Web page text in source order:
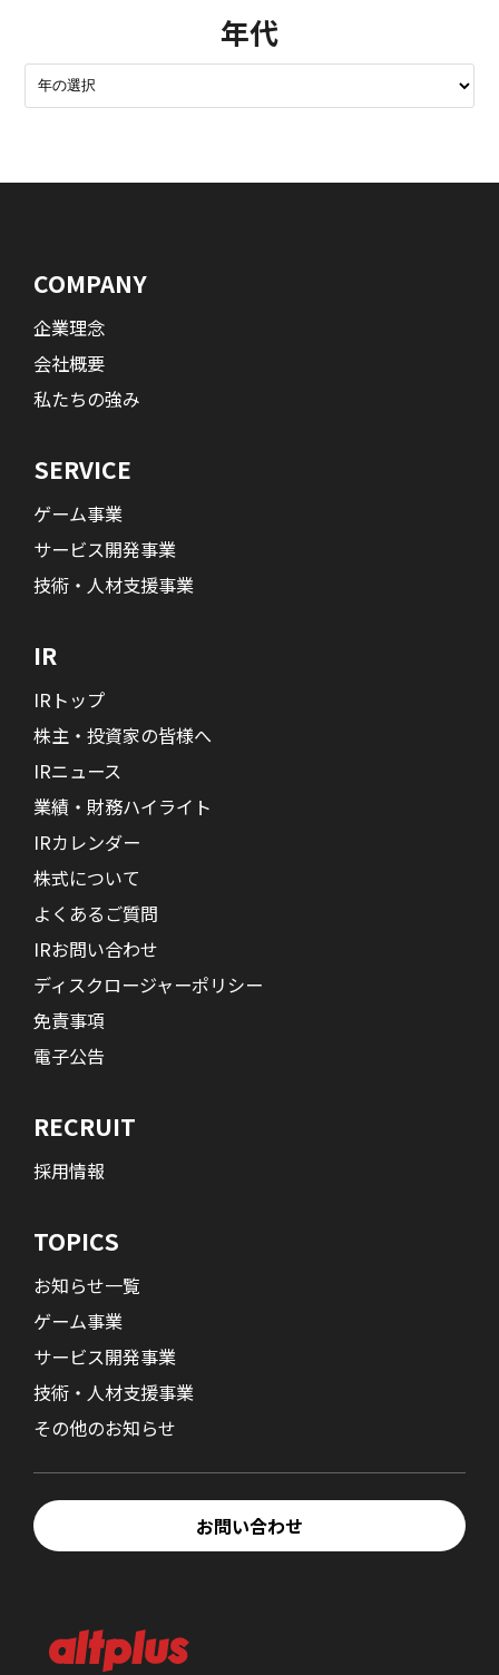
年代
COMPANY
企業理念
会社概要
私たちの強み
SERVICE
ゲーム事業
サービス開発事業
技術・人材支援事業
IR
IRトップ
株主・投資家の皆様へ
IRニュース
業績・財務ハイライト
IRカレンダー
株式について
よくあるご質問
IRお問い合わせ
ディスクロージャーポリシー
免責事項
電子公告
RECRUIT
採用情報
TOPICS
お知らせ一覧
ゲーム事業
サービス開発事業
技術・人材支援事業
その他のお知らせ
お問い合わせ